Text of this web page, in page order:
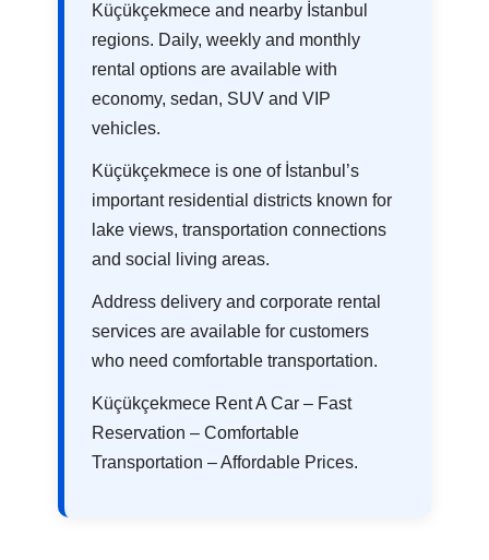
Küçükçekmece and nearby İstanbul
regions. Daily, weekly and monthly
rental options are available with
economy, sedan, SUV and VIP
vehicles.
Küçükçekmece is one of İstanbul’s
important residential districts known for
lake views, transportation connections
and social living areas.
Address delivery and corporate rental
services are available for customers
who need comfortable transportation.
Küçükçekmece Rent A Car – Fast
Reservation – Comfortable
Transportation – Affordable Prices.